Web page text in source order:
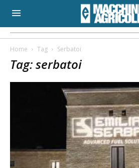
Home Tag Serbatoi
Tag: serbatoi